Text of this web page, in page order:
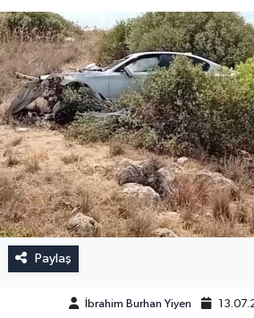
Paylaş
İbrahim Burhan Yiyen